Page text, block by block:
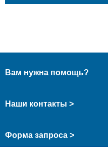
Вам нужна помощь?
Наши контакты >
Форма запроса >